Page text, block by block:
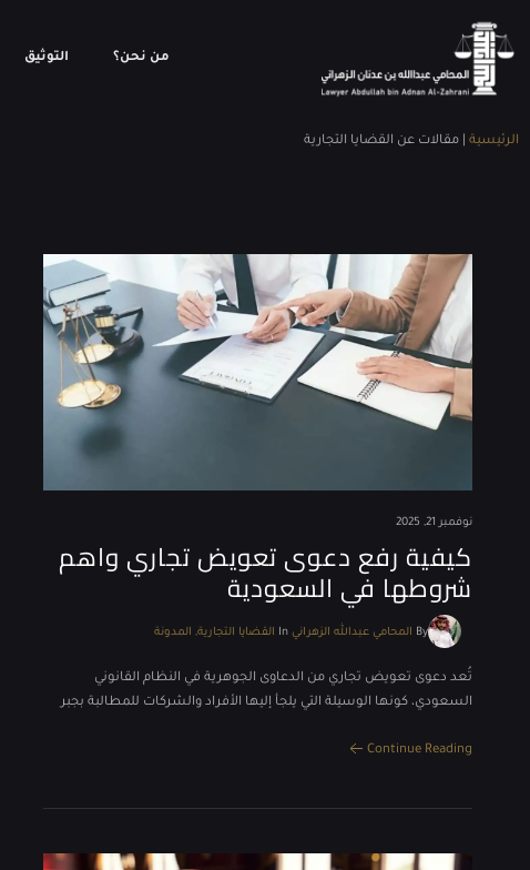
من نحن؟ التوثيق
الرئيسية مقالات عن القضايا التجارية
نوفمبر 21, 2025
كيفية رفع دعوى تعويض تجاري واهم
شروطها في السعودية
By المحامي عبدالله الزهراني In القضايا التجارية المدونة
تُعد دعوى تعويض تجاري من الدعاوى الجوهرية في النظام القانوني
السعودي، كونها الوسيلة التي يلجأ إليها الأفراد والشركات للمطالبة بجبر
Continue Reading